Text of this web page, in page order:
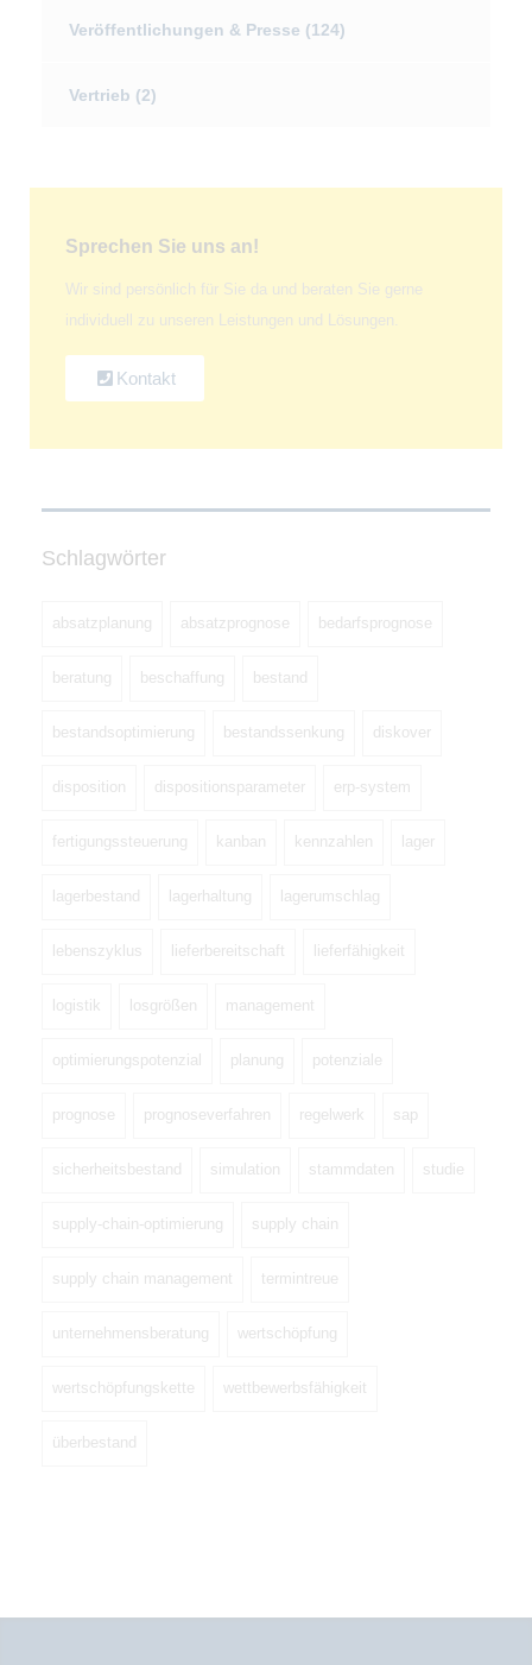
Veröffentlichungen & Presse (124)
Vertrieb (2)
Sprechen Sie uns an!
Wir sind persönlich für Sie da und beraten Sie gerne
individuell zu unseren Leistungen und Lösungen.
Kontakt
Schlagwörter
absatzplanung absatzprognose bedarfsprognose
beratung beschaffung bestand
bestandsoptimierung bestandssenkung diskover
disposition dispositionsparameter erp-system
fertigungssteuerung kanban kennzahlen lager
lagerbestand lagerhaltung lagerumschlag
lebenszyklus lieferbereitschaft lieferfähigkeit
logistik losgrößen management
optimierungspotenzial planung potenziale
prognose prognoseverfahren regelwerk sap
sicherheitsbestand simulation stammdaten studie
supply-chain-optimierung supply chain
supply chain management termintreue
unternehmensberatung wertschöpfung
wertschöpfungskette wettbewerbsfähigkeit
überbestand